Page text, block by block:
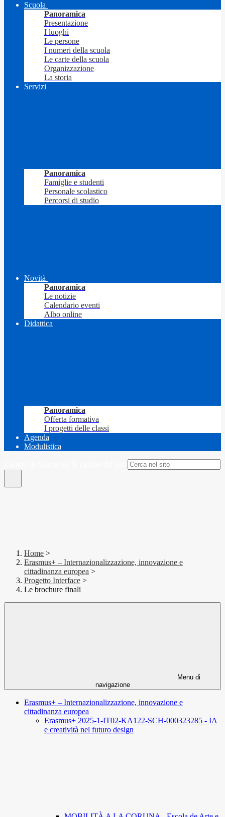
Scuola
Panoramica
Presentazione
I luoghi
Le persone
I numeri della scuola
Le carte della scuola
Organizzazione
La storia
Servizi
Panoramica
Famiglie e studenti
Personale scolastico
Percorsi di studio
Novità
Panoramica
Le notizie
Calendario eventi
Albo online
Didattica
Panoramica
Offerta formativa
I progetti delle classi
Agenda
Modulistica
Home >
Erasmus+ – Internazionalizzazione, innovazione e
cittadinanza europea >
Progetto Interface >
Le brochure finali
Menu di
navigazione
Erasmus+ – Internazionalizzazione, innovazione e
cittadinanza europea
Erasmus+ 2025-1-IT02-KA122-SCH-000323285 - IA
e creatività nel futuro design